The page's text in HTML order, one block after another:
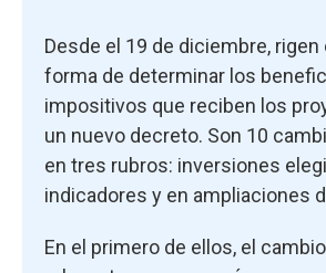
Desde el 19 de diciembre,
forma de determinar los
impositivos que reciben los
un nuevo decreto. Son 10
en tres rubros: inversiones
indicadores y en ampliaciones
En el primero de ellos, el